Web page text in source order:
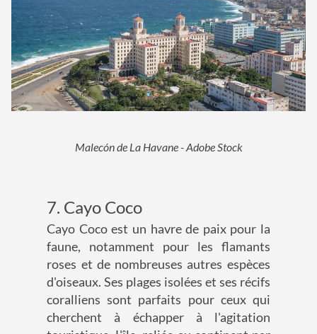
Malecón de La Havane - Adobe Stock
7. Cayo Coco
Cayo Coco est un havre de paix pour la
faune, notamment pour les flamants
roses et de nombreuses autres espèces
d'oiseaux. Ses plages isolées et ses récifs
coralliens sont parfaits pour ceux qui
cherchent à échapper à l'agitation